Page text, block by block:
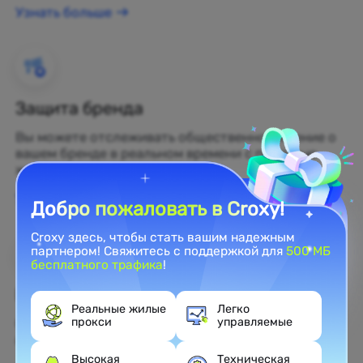
Узнать больше
Защита бренда
Вы можете отслеживать общественное мнение о
вашем бренде в реальном времени с помощью
жилых прокси.
Узнать больше
Веб-скрейпинг
Собирайте нераскрытые данные и превращайте
их в прибыльные бизнес-решения.
Добро пожаловать в Croxy!
Croxy здесь, чтобы стать вашим надежным
партнером! Свяжитесь с поддержкой для500 МБ
бесплатного трафика!
Реальные жилые
прокси
Легко
управляемые
Высокая
Техническая